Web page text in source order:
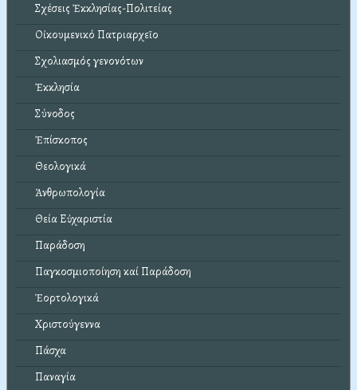
Σχέσεις Ἐκκλησίας-Πολιτείας
Οἰκουμενικό Πατριαρχεῖο
Σχολιασμός γενονότων
Ἐκκλησία
Σύνοδος
Ἐπίσκοπος
Θεολογικά
Ἀνθρωπολογία
Θεία Εὐχαριστία
Παράδοση
Παγκοσμιοποίηση καί Παράδοση
Ἑορτολογικά
Χριστούγεννα
Πάσχα
Παναγία